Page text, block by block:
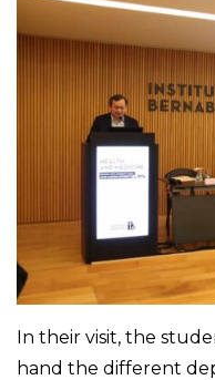
In their visit, the
hand the different